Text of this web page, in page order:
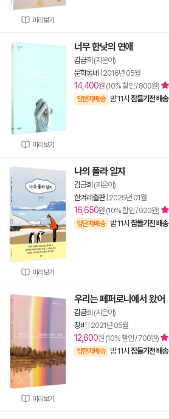
미리보기
미리보기
너무 한낮의 연애
김금희 (지은이)
문학동네
2016년 05월
14,400원 (10% 할인 / 800원)
양탄자배송 밤 11시 잠들기전 배송
미리보기
나의 폴라 일지
김금희 (지은이)
한겨레출판| 2025년 01월
16,650원 (10% 할인 / 920원)
양탄자배송 밤 11시 잠들기전 배송
미리보기
우리는 페퍼로니에서 왔어
김금희 (지은이)
창비
2021년 05월
12,600원 (10% 할인 / 700원)
양탄자배송 밤 11시 잠들기전 배송